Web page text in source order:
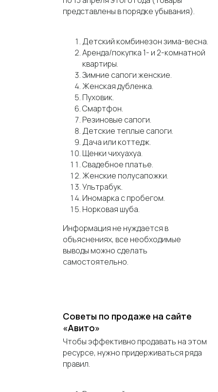
представлены в порядке убывания).
Детский комбинезон зима-весна.
Аренда/покупка 1- и 2-комнатной
квартиры.
Зимние сапоги женские.
Женская дубленка.
Пуховик.
Смартфон.
Резиновые сапоги.
Детские теплые сапоги.
Дача или коттедж.
Щенки чихуахуа.
Свадебное платье.
Женские полусапожки.
Ультрабук.
Иномарка с пробегом.
Норковая шуба.
Информация не нуждается в
объяснениях, все необходимые
выводы можно сделать
самостоятельно.
Советы по продаже на сайте
«Авито»
Чтобы эффективно продавать на этом
ресурсе, нужно придерживаться ряда
правил.